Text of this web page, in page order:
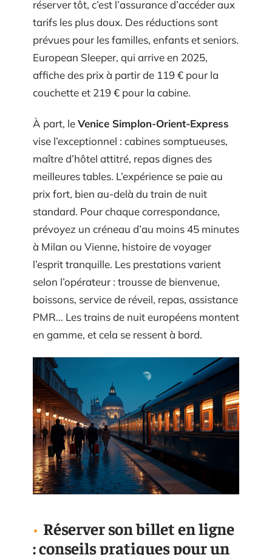
réserver tôt, c’est l’assurance d’accéder aux
tarifs les plus doux. Des réductions sont
prévues pour les familles, enfants et seniors.
European Sleeper, qui arrive en 2025,
affiche des prix à partir de 119 € pour la
couchette et 219 € pour la cabine.
À part, leVenice Simplon-Orient-Express
vise l’exceptionnel : cabines somptueuses,
maître d’hôtel attitré, repas dignes des
meilleures tables. L’expérience se paie au
prix fort, bien au-delà du train de nuit
standard. Pour chaque correspondance,
prévoyez un créneau d’au moins 45 minutes
à Milan ou Vienne, histoire de voyager
l’esprit tranquille. Les prestations varient
selon l’opérateur : trousse de bienvenue,
boissons, service de réveil, repas, assistance
PMR… Les trains de nuit européens montent
en gamme, et cela se ressent à bord.
Réserver son billet en ligne
: conseils pratiques pour un